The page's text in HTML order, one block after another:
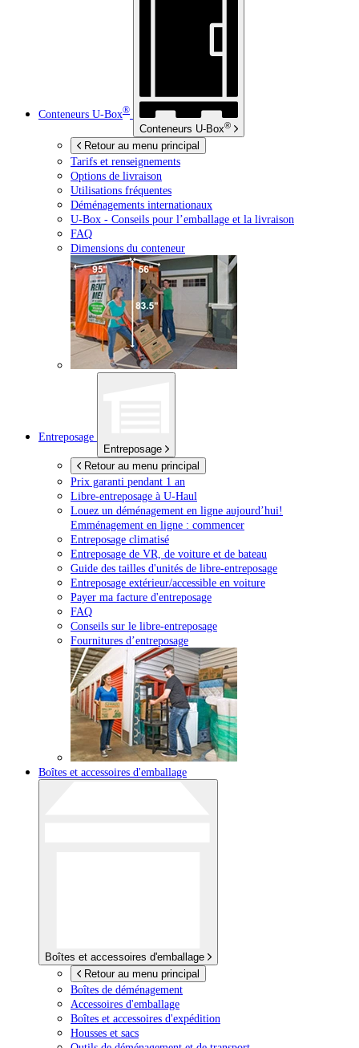
Conteneurs U-Box®
Conteneurs U-Box®
Retour au menu principal
Tarifs et renseignements
Options de livraison
Utilisations fréquentes
Déménagements internationaux
U-Box - Conseils pour l’emballage et la livraison
FAQ
Dimensions du conteneur
Entreposage
Entreposage
Retour au menu principal
Prix garanti pendant 1 an
Libre-entreposage à U-Haul
Louez un déménagement en ligne aujourd’hui!
Emménagement en ligne : commencer
Entreposage climatisé
Entreposage de VR, de voiture et de bateau
Guide des tailles d'unités de libre-entreposage
Entreposage extérieur/accessible en voiture
Payer ma facture d'entreposage
FAQ
Conseils sur le libre-entreposage
Fournitures d’entreposage
Boîtes et accessoires d'emballage
Boîtes et accessoires d'emballage
Retour au menu principal
Boîtes de déménagement
Accessoires d'emballage
Boîtes et accessoires d'expédition
Housses et sacs